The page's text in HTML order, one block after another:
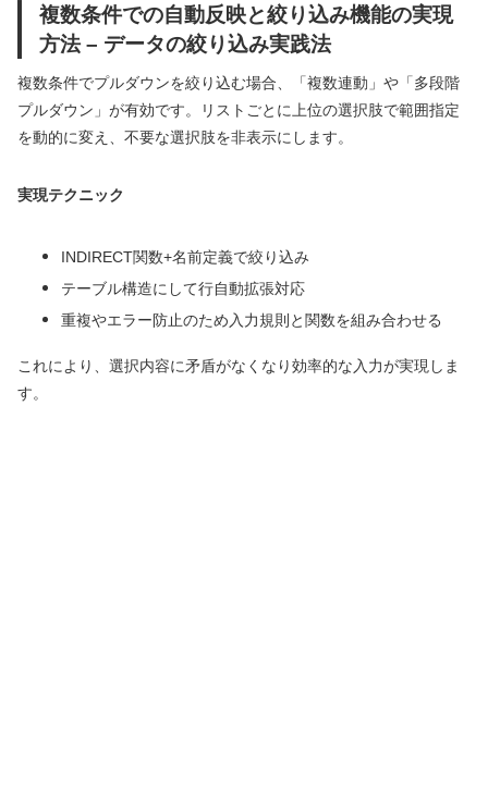
複数条件での自動反映と絞り込み機能の実現
方法 – データの絞り込み実践法
複数条件でプルダウンを絞り込む場合、「複数連動」や「多段階
プルダウン」が有効です。リストごとに上位の選択肢で範囲指定
を動的に変え、不要な選択肢を非表示にします。
実現テクニック
INDIRECT関数+名前定義で絞り込み
テーブル構造にして行自動拡張対応
重複やエラー防止のため入力規則と関数を組み合わせる
これにより、選択内容に矛盾がなくなり効率的な入力が実現しま
す。